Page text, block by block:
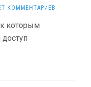
КОММЕНТАРИЕВ
которым
доступ